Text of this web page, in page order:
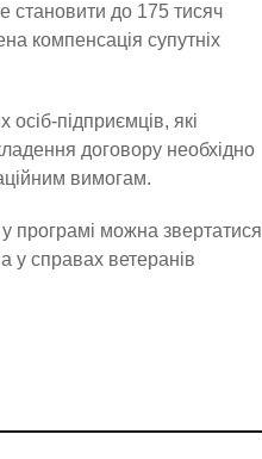
становити до 175 тисяч
компенсація супутніх
підприємців, які
договору необхідно
вимогам.
програмі можна звертатися
у справах ветеранів